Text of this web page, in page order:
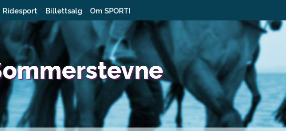
Ridesport Billettsalg Om SPORTI